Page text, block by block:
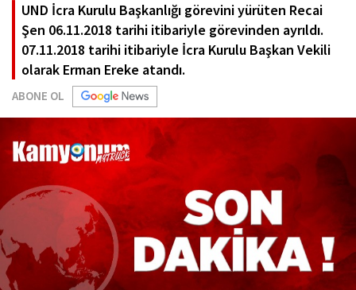
UND İcra Kurulu Başkanlığı görevini yürüten Recai
Şen 06.11.2018 tarihi itibariyle görevinden ayrıldı.
07.11.2018 tarihi itibariyle İcra Kurulu Başkan Vekili
olarak Erman Ereke atandı.
ABONE OL